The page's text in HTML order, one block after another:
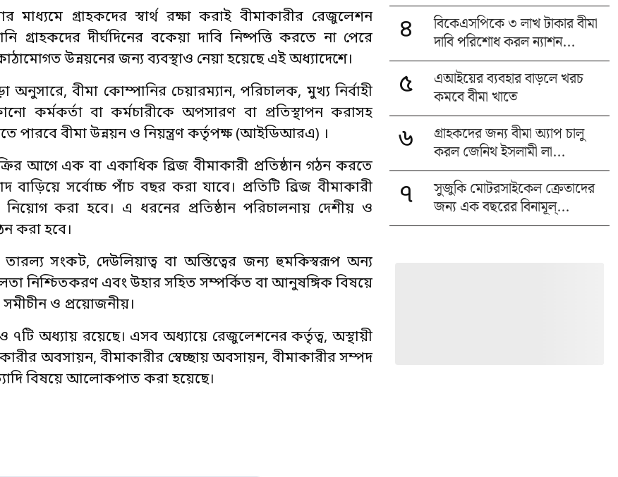
মাধ্যমে গ্রাহকদের স্বার্থ রক্ষা করাই বীমাকারীর রেজুলেশন
দীর্ঘদিনের বকেয়া দাবি নিষ্পত্তি করতে না পেরে
উন্নয়নের জন্য ব্যবস্থাও নেয়া হয়েছে এই অধ্যাদেশে।
বীমা কোম্পানির চেয়ারম্যান, পরিচালক, মুখ্য নির্বাহী
কর্মকর্তা বা কর্মচারীকে অপসারণ বা প্রতিস্থাপন করাসহ
পারবে বীমা উন্নয়ন ও নিয়ন্ত্রণ কর্তৃপক্ষ (আইডিআরএ) ।
আগে এক বা একাধিক ব্রিজ বীমাকারী প্রতিষ্ঠান গঠন করতে
সর্বোচ্চ পাঁচ বছর করা যাবে। প্রতিটি ব্রিজ বীমাকারী
নিয়োগ করা হবে। এ ধরনের প্রতিষ্ঠান পরিচালনায় দেশীয় ও
করা হবে।
সংকট, দেউলিয়াত্ব বা অস্তিত্বের জন্য হুমকিস্বরূপ অন্য
নিশ্চিতকরণ এবং উহার সহিত সম্পর্কিত বা আনুষঙ্গিক বিষয়ে
সমীচীন ও প্রয়োজনীয়।
অধ্যায় রয়েছে। এসব অধ্যায়ে রেজুলেশনের কর্তৃত্ব, অস্থায়ী
অবসায়ন, বীমাকারীর স্বেচ্ছায় অবসায়ন, বীমাকারীর সম্পদ
বিষয়ে আলোকপাত করা হয়েছে।
৪
বিকেএসপিকে ৩ লাখ টাকার বীমা
দাবি পরিশোধ করল ন্যাশন...
৫
এআইয়ের ব্যবহার বাড়লে খরচ
কমবে বীমা খাতে
৬
গ্রাহকদের জন্য বীমা অ্যাপ চালু
করল জেনিথ ইসলামী লা...
৭
সুজুকি মোটরসাইকেল ক্রেতাদের
জন্য এক বছরের বিনামূল্...